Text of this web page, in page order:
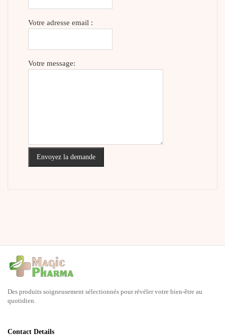
Votre adresse email :
Votre message:
Envoyez la demande
Des produits soigneusement sélectionnés pour révéler votre bien-être au
quotidien.
Contact Details